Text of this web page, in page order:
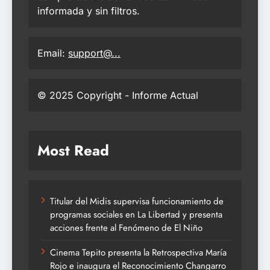
informada y sin filtros.
Email: support@...
© 2025 Copyright - Informe Actual
Most Read
Titular del Midis supervisa funcionamiento de
programas sociales en La Libertad y presenta
acciones frente al Fenómeno de El Niño
Cinema Tepito presenta la Retrospectiva María
Rojo e inaugura el Reconocimiento Changarro